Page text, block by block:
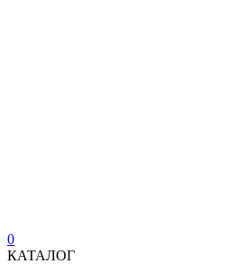
0
КАТАЛОГ